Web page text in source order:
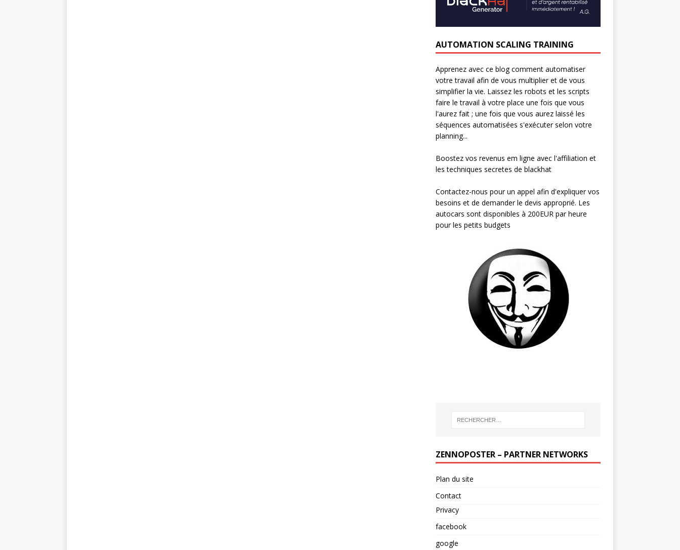
AUTOMATION SCALING TRAINING
Apprenez avec ce blog comment automatiser
votre travail afin de vous multiplier et de vous
simplifier la vie. Laissez les robots et les scripts
faire le travail à votre place une fois que vous
l'aurez fait ; une fois que vous aurez laissé les
séquences automatisées s'exécuter selon votre
planning...
Boostez vos revenus em ligne avec l'affiliation et
les techniques secretes de blackhat
Contactez-nous pour un appel afin d'expliquer vos
besoins et de demander le devis approprié. Les
autocars sont disponibles à 200EUR par heure
pour les petits budgets
ZENNOPOSTER – PARTNER NETWORKS
Plan du site
Contact
Privacy
facebook
google